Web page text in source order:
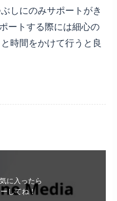
しにのみサポートがき
ートする際には細心の
時間をかけて行うと良
に入ったら
してね！